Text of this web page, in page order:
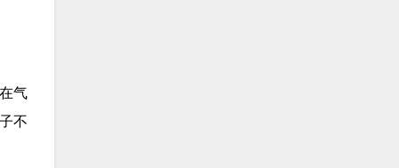
气
不